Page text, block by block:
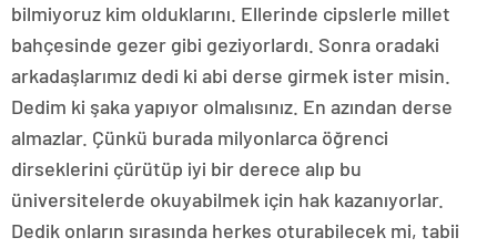
bilmiyoruz kim olduklarını. Ellerinde cipslerle millet
bahçesinde gezer gibi geziyorlardı. Sonra oradaki
arkadaşlarımız dedi ki abi derse girmek ister misin.
Dedim ki şaka yapıyor olmalısınız. En azından derse
almazlar. Çünkü burada milyonlarca öğrenci
dirseklerini çürütüp iyi bir derece alıp bu
üniversitelerde okuyabilmek için hak kazanıyorlar.
Dedik onların sırasında herkes oturabilecek mi, tabii